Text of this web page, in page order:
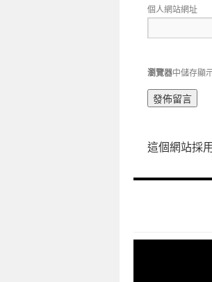
個人網站網址
瀏覽器中儲存顯
這個網站採